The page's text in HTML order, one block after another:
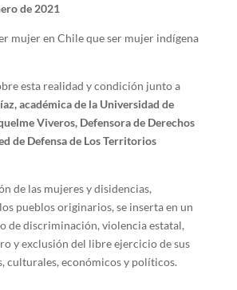
de 2021
mujer en Chile que ser mujer indígena
esta realidad y condición junto a
académica de la Universidad de
Viveros, Defensora de Derechos
de Defensa de Los Territorios
de las mujeres y disidencias,
pueblos originarios, se inserta en un
de discriminación, violencia estatal,
y exclusión del libre ejercicio de sus
culturales, económicos y políticos.